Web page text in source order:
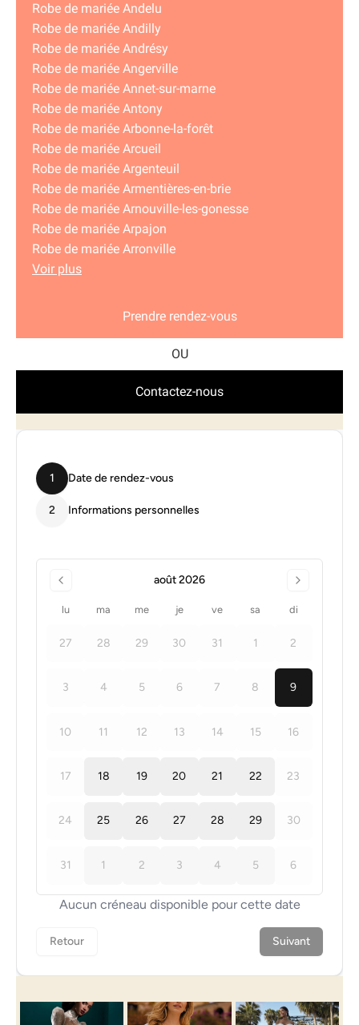
Robe de mariée Andelu
Robe de mariée Andilly
Robe de mariée Andrésy
Robe de mariée Angerville
Robe de mariée Annet-sur-marne
Robe de mariée Antony
Robe de mariée Arbonne-la-forêt
Robe de mariée Arcueil
Robe de mariée Argenteuil
Robe de mariée Armentières-en-brie
Robe de mariée Arnouville-les-gonesse
Robe de mariée Arpajon
Robe de mariée Arronville
Voir plus
Prendre rendez-vous
Contactez-nous